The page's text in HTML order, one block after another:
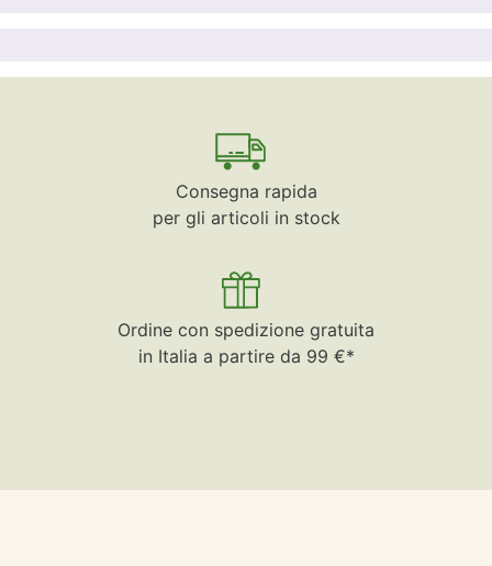
Consegna rapida
per gli articoli in stock
Ordine con spedizione gratuita
in Italia a partire da 99 €*